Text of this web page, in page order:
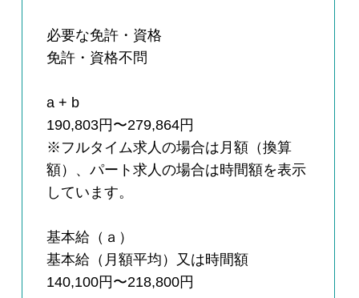
必要な免許・資格
免許・資格不問
a + b
190,803円〜279,864円
※フルタイム求人の場合は月額（換算
額）、パート求人の場合は時間額を表示
しています。
基本給（ａ）
基本給（月額平均）又は時間額
140,100円〜218,800円